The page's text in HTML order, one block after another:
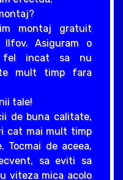
montaj gratuit
Asiguram o
fel incat sa nu
mult timp fara
tale!
de buna calitate,
cat mai mult timp
Tocmai de aceea,
sa eviti sa
viteza mica acolo